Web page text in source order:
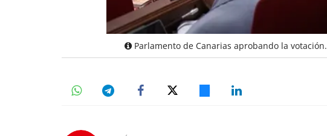
Parlamento de Canarias aprobando la votación.